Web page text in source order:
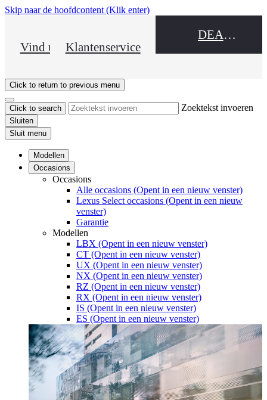
Skip naar de hoofdcontent (Klik enter)
Vind uw dealerKlantenservice
DEALER NAME
Click to return to previous menu
Click to search Zoektekst invoeren
Sluiten
Sluit menu
Modellen
Occasions
Occasions
Alle occasions (Opent in een nieuw venster)
Lexus Select occasions (Opent in een nieuw
venster)
Garantie
Modellen
LBX (Opent in een nieuw venster)
CT (Opent in een nieuw venster)
UX (Opent in een nieuw venster)
NX (Opent in een nieuw venster)
RZ (Opent in een nieuw venster)
RX (Opent in een nieuw venster)
IS (Opent in een nieuw venster)
ES (Opent in een nieuw venster)